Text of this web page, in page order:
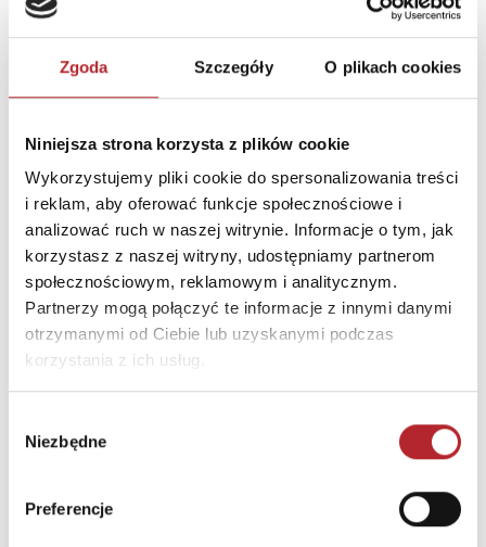
Zgoda Szczegóły O plikach cookies
Niniejsza strona korzysta z plików cookie
Wykorzystujemy pliki cookie do spersonalizowania treści
i reklam, aby oferować funkcje społecznościowe i
analizować ruch w naszej witrynie. Informacje o tym, jak
korzystasz z naszej witryny, udostępniamy partnerom
społecznościowym, reklamowym i analitycznym.
Partnerzy mogą połączyć te informacje z innymi danymi
otrzymanymi od Ciebie lub uzyskanymi podczas
korzystania z ich usług.
zgody
Niezbędne
Preferencje
DANE OSOBY ODPOWIEDZIALNEJ
Nazwa
DAM
Kod pocztowy
Miasto
2160 Wommelgem
E-mail
info@dam.be
INFORMACJE I OSTRZEŻENIA
Ostrzeżenie Usuń opakowanie zanim dasz dziecku